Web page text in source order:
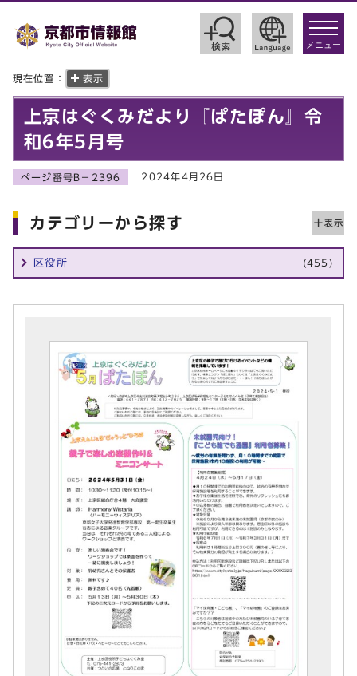
toggle
メニュー
現在位置： 表示
上京はぐくみだより『ぱたぽん』令
和6年5月号
ページ番号B－2396 2024年4月26日
カテゴリーから探す
区役所 (455)